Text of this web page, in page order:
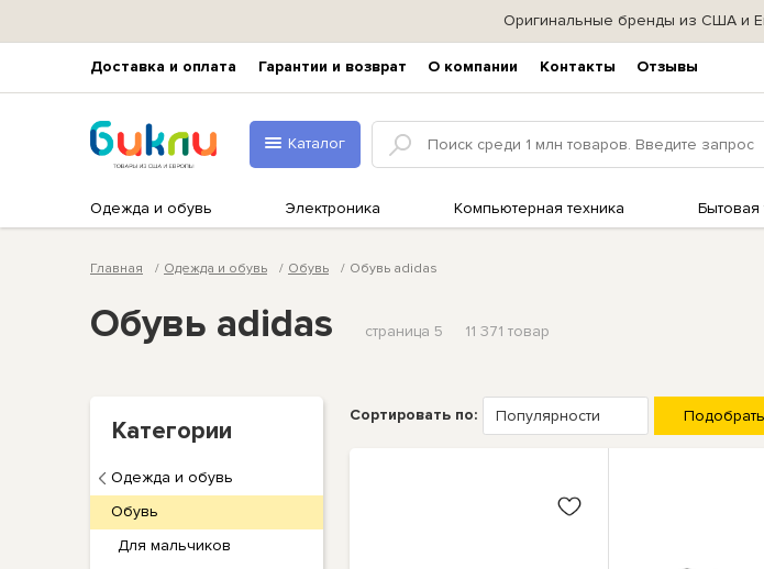
Оригинальные бренды из США и
Доставка и оплата Гарантии и возврат О компании Контакты Отзывы
Каталог
Одежда и обувь Электроника Компьютерная техника Бытовая
Главная Одежда и обувь Обувь Обувь adidas
Обувь adidas страница 5 11 371 товар
Категории
Одежда и обувь
Обувь
Для мальчиков
Сортировать по: